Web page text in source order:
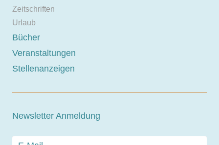
Zeitschriften
Urlaub
Bücher
Veranstaltungen
Stellenanzeigen
Newsletter Anmeldung